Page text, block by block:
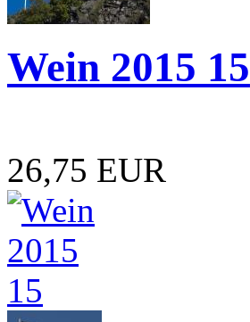
Wein 2015 15
26,75 EUR